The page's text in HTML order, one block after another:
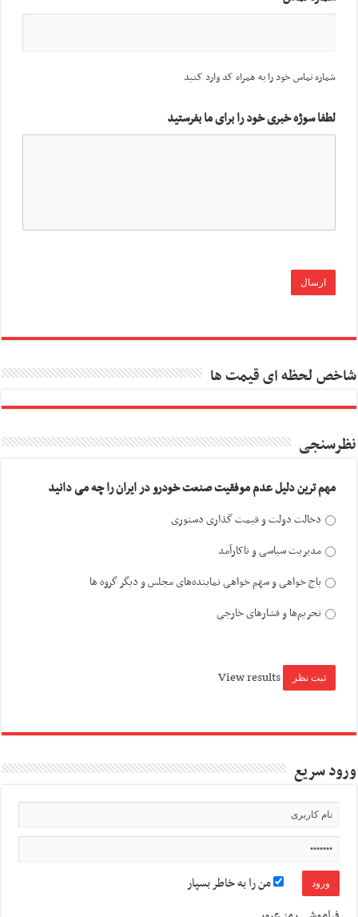
شماره تماس خود را به همراه کد وارد کنید
لطفا سوژه خبری خود را برای ما بفرستید
شاخص لحظه ای قیمت ها
نظرسنجی
مهم ترین دلیل عدم موفقیت صنعت خودرو در ایران را چه می دانید
دخالت دولت و قیمت گذاری دستوری
مدیریت سیاسی و ناکارآمد
باج خواهی و سهم خواهی نماینده‌های مجلس و دیگر گروه ها
تحریم‌ها و فشارهای خارجی
View results
ورود سریع
من را به خاطر بسپار